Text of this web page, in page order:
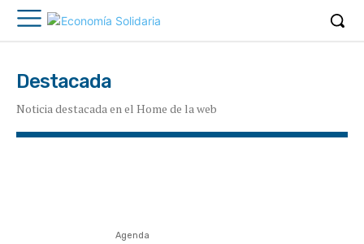
Destacada
Noticia destacada en el Home de la web
Agenda